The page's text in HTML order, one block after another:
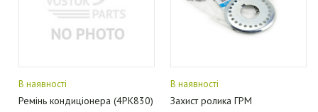
В наявності
Ремінь кондиціонера (4PK830)
В наявності
Захист ролика ГРМ